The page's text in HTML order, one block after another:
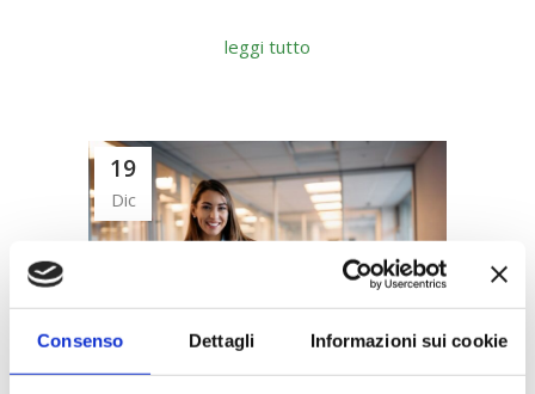
Consenso Dettagli Informazioni sui cookie
leggi tutto
19
Dic